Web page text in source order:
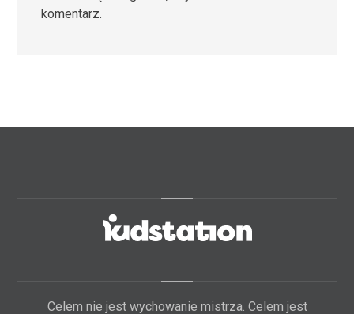
komentarz.
Celem nie jest wychowanie mistrza. Celem jest